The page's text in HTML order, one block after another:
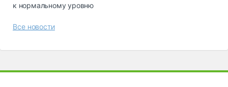
к нормальному уровню
Все новости